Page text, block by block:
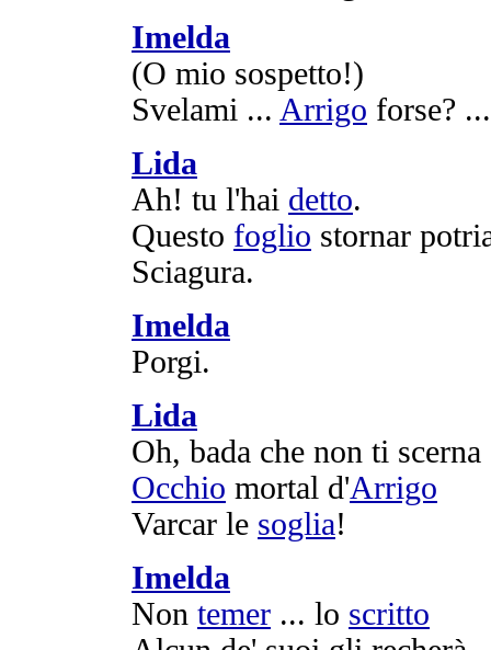
Imelda
(O mio sospetto!)
Svelami ... Arrigo forse? ...
Lida
Ah! tu l'hai detto.
Questo foglio stornar
Sciagura.
Imelda
Porgi.
Lida
Oh, bada che non ti scerna
Occhio mortal d'Arrigo
Varcar le soglia!
Imelda
Non temer ... lo scritto